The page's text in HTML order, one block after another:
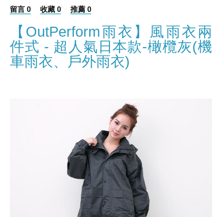
留言 0 收藏 0 推薦 0
【OutPerform雨衣】風雨衣兩
件式 - 超人氣日本款-橄欖灰(機
車雨衣、戶外雨衣)